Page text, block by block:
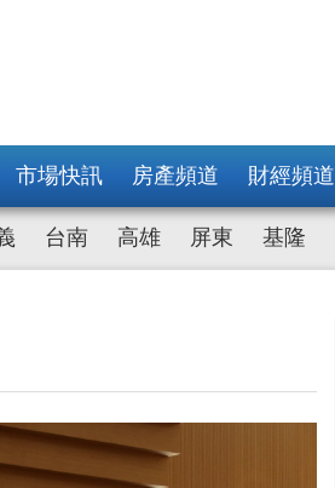
市場快訊 房產頻道 財經頻道
台南 高雄 屏東 基隆